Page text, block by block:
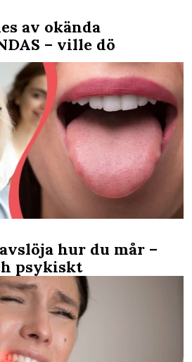
av okända
– ville dö
hur du mår –
psykiskt